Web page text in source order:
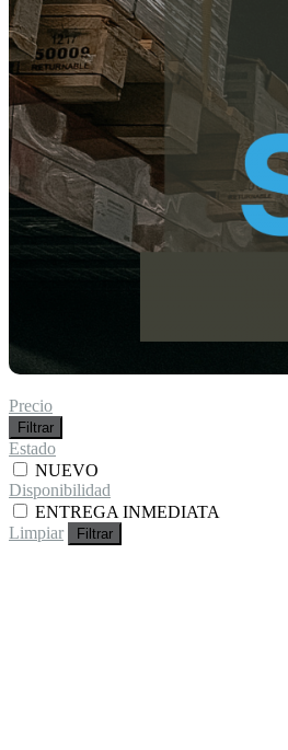
Precio
Filtrar
Estado
NUEVO
Disponibilidad
ENTREGA INMEDIATA
Limpiar
Filtrar